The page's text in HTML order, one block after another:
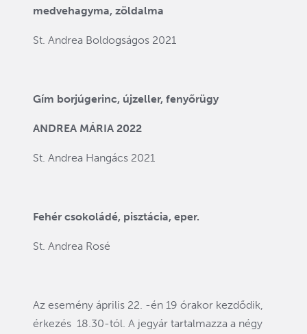
medvehagyma, zöldalma
St. Andrea Boldogságos 2021
Gím borjúgerinc, újzeller, fenyőrügy
ANDREA MÁRIA 2022
St. Andrea Hangács 2021
Fehér csokoládé, pisztácia, eper.
St. Andrea Rosé
Az esemény április 22. -én 19 órakor kezdődik,
érkezés 18.30-tól. A jegyár tartalmazza a négy